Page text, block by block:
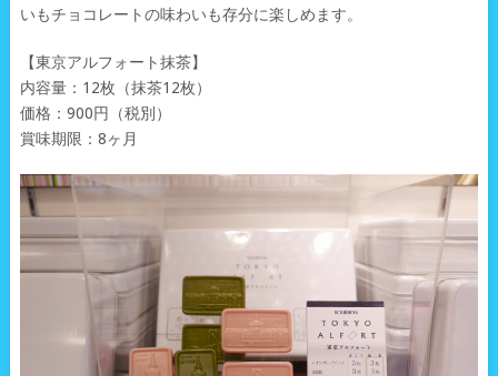
いもチョコレートの味わいも存分に楽しめます。
【東京アルフォート抹茶】
内容量：12枚（抹茶12枚）
価格：900円（税別）
賞味期限：8ヶ月